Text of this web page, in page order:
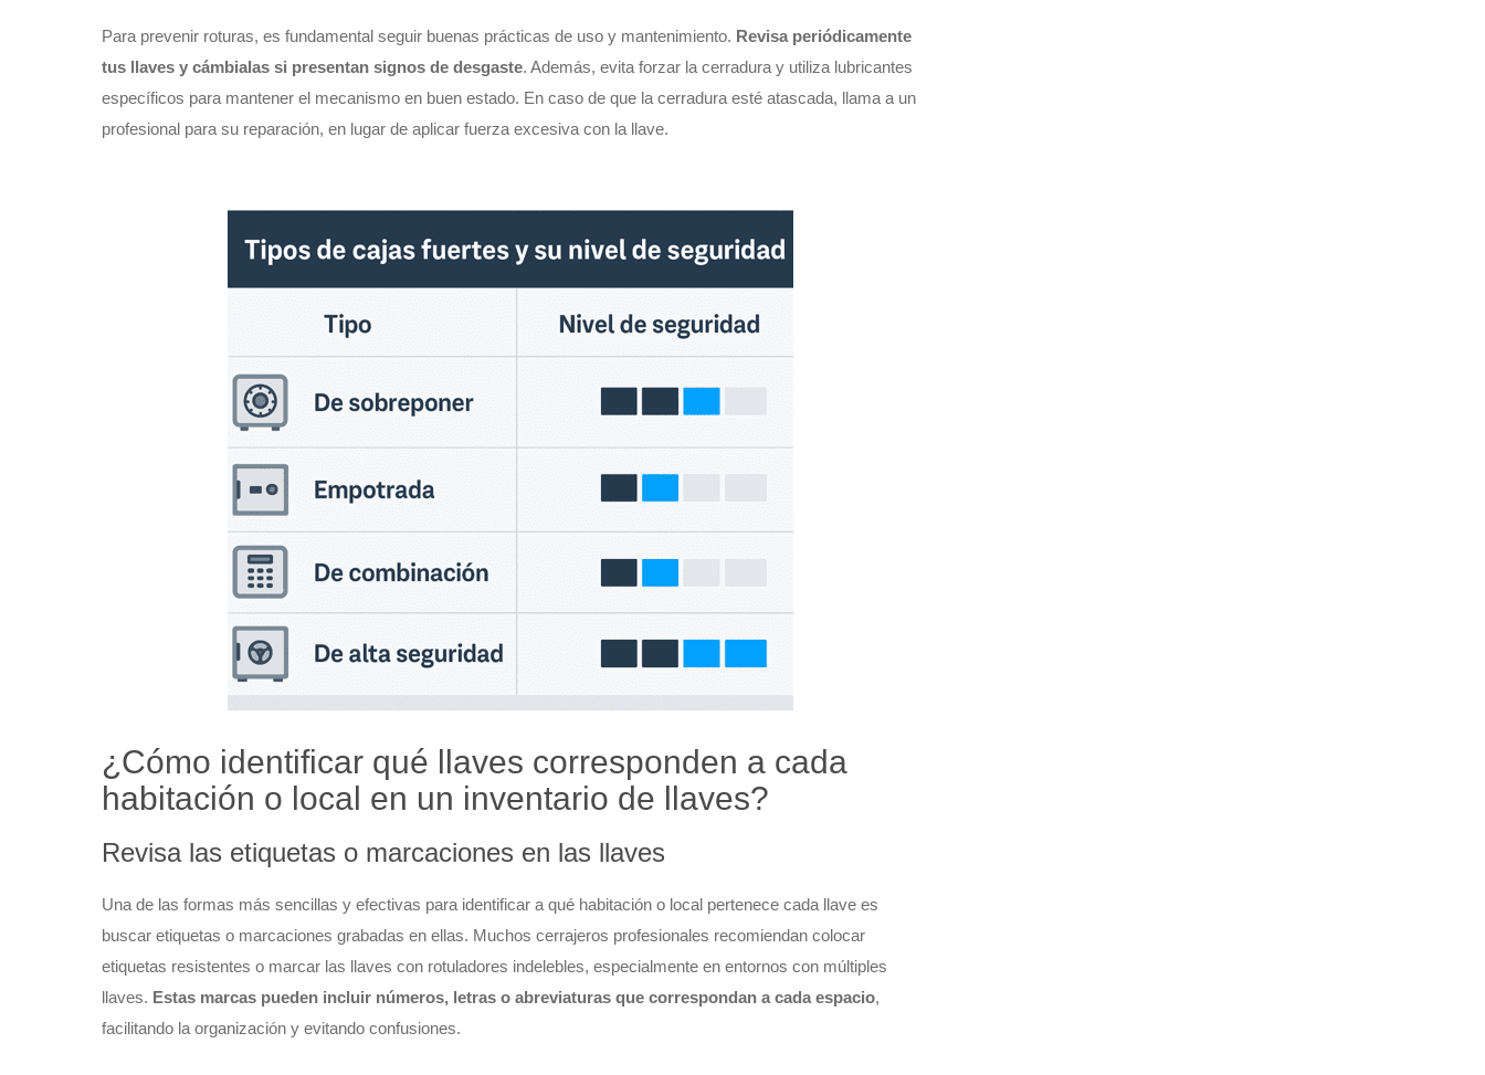
Para prevenir roturas, es fundamental seguir buenas prácticas de uso y mantenimiento. Revisa periódicamente
tus llaves y cámbialas si presentan signos de desgaste. Además, evita forzar la cerradura y utiliza lubricantes
específicos para mantener el mecanismo en buen estado. En caso de que la cerradura esté atascada, llama a un
profesional para su reparación, en lugar de aplicar fuerza excesiva con la llave.
¿Cómo identificar qué llaves corresponden a cada
habitación o local en un inventario de llaves?
Revisa las etiquetas o marcaciones en las llaves
Una de las formas más sencillas y efectivas para identificar a qué habitación o local pertenece cada llave es
buscar etiquetas o marcaciones grabadas en ellas. Muchos cerrajeros profesionales recomiendan colocar
etiquetas resistentes o marcar las llaves con rotuladores indelebles, especialmente en entornos con múltiples
llaves. Estas marcas pueden incluir números, letras o abreviaturas que correspondan a cada espacio,
facilitando la organización y evitando confusiones.